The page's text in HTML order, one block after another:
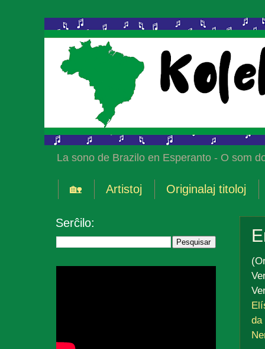
La sono de Brazilo en Esperanto - O som
🏡 Artistoj Originalaj titoloj
da
Serĉilo: